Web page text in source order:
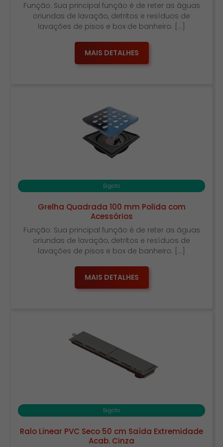
Função: Sua principal função é de reter as águas
oriundas de lavação, detritos e resíduos de
lavações de pisos e box de banheiro. […]
MAIS DETALHES
Esgoto
Grelha Quadrada 100 mm Polida com
Acessórios
Função: Sua principal função é de reter as águas
oriundas de lavação, detritos e resíduos de
lavações de pisos e box de banheiro. […]
MAIS DETALHES
Esgoto
Ralo Linear PVC Seco 50 cm Saída Extremidade
Acab. Cinza